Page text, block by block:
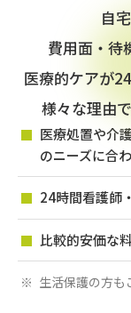
自
費用面・待
医療的ケアが
様々な理由
医療処置や介
のニーズに合
24時間看護師
比較的安価な
生活保護の方も